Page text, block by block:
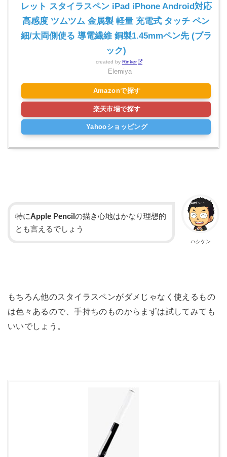
レット スタイラスペン iPad iPhone Android対応
高感度 ツムツム 金属製 軽量 充電式 タッチ ペン
細/太両側使る 導電繊維 銅製1.45mmペン先 (ブラ
ック)
created by Rinker
Elemiya
Amazonで探す
楽天市場で探す
Yahooショッピング
ハシケン
特にApple Pencilの描き心地はかなり理想的
とも言えるでしょう
もちろん他のスタイラスペンがダメじゃなく使えるもの
は色々あるので、手持ちのものからまずは試してみても
いいでしょう。